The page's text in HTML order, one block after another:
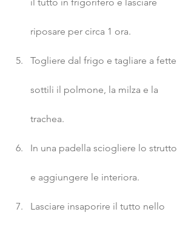
riposare per circa 1 ora.
Togliere dal frigo e tagliare a fette
sottili il polmone, la milza e la
trachea.
In una padella sciogliere lo strutto
e aggiungere le interiora.
Lasciare insaporire il tutto nello